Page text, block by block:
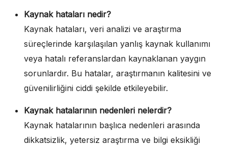
Kaynak hataları nedir?
Kaynak hataları, veri analizi ve araştırma
süreçlerinde karşılaşılan yanlış kaynak kullanımı
veya hatalı referanslardan kaynaklanan yaygın
sorunlardır. Bu hatalar, araştırmanın kalitesini ve
güvenilirliğini ciddi şekilde etkileyebilir.
Kaynak hatalarının nedenleri nelerdir?
Kaynak hatalarının başlıca nedenleri arasında
dikkatsizlik, yetersiz araştırma ve bilgi eksikliği